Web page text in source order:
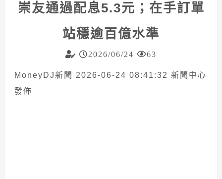
崇友通過配息5.3元；在手訂單
站穩逾百億水準
2026/06/24 63
MoneyDJ新聞 2026-06-24 08:41:32 新聞中心
發佈